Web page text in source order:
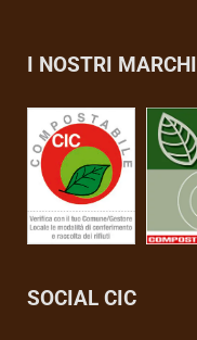
I NOSTRI MARCHI
SOCIAL CIC